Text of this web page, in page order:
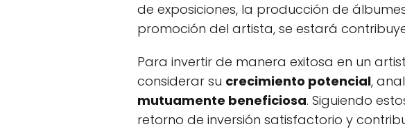
de exposiciones, la producción de
promoción del artista, se estará
Para invertir de manera exitosa en un
considerar su crecimiento potencial,
mutuamente beneficiosa. Siguiendo
retorno de inversión satisfactorio y